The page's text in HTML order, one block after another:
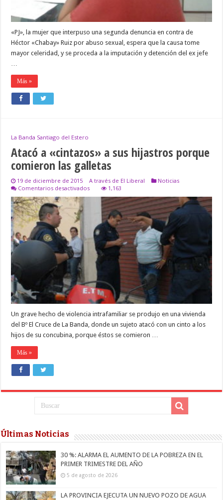
«PJ», la mujer que interpuso una segunda denuncia en contra de
Héctor «Chabay» Ruiz por abuso sexual, espera que la causa tome
mayor celeridad, y se proceda a la imputación y detención del ex jefe
…
Más »
La Banda Santiago del Estero
Atacó a «cintazos» a sus hijastros porque
comieron las galletas
19 de diciembre de 2015 A través de El Liberal
Noticias
Comentarios desactivadosen
Atacó
«cintazos»
sus
hijastros
porque
comieron
galletas
1,163
Un grave hecho de violencia intrafamiliar se produjo en una vivienda
del Bº El Cruce de La Banda, donde un sujeto atacó con un cinto a los
hijos de su concubina, porque éstos se comieron …
Más »
Últimas Noticias
30 %: ALARMA EL AUMENTO DE LA POBREZA EN EL
PRIMER TRIMESTRE DEL AÑO
5 de agosto de 2026
LA PROVINCIA EJECUTA UN NUEVO POZO DE AGUA